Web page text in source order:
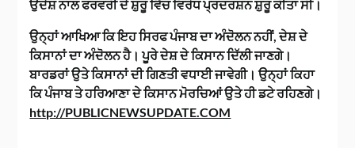
ਉਦੇਸ਼ ਨਾਲ ਫਰਵਰੀ ਦੇ ਸ਼ੁਰੂ ਵਿੱਚ ਵਿਰੋਧ ਪ੍ਰਦਰਸ਼ਨ ਸ਼ੁਰੂ ਕੀਤਾ ਸੀ।
ਉਨ੍ਹਾਂ ਆਖਿਆ ਕਿ ਇਹ ਸਿਰਫ ਪੰਜਾਬ ਦਾ ਅੰਦੋਲਨ ਨਹੀਂ, ਦੇਸ਼ ਦੇ
ਕਿਸਾਨਾਂ ਦਾ ਅੰਦੋਲਨ ਹੈ। ਪੂਰੇ ਦੇਸ਼ ਦੇ ਕਿਸਾਨ ਦਿੱਲੀ ਜਾਣਗੇ।
ਬਾਰਡਰਾਂ ਉਤੇ ਕਿਸਾਨਾਂ ਦੀ ਗਿਣਤੀ ਵਧਾਈ ਜਾਵੇਗੀ। ਉਨ੍ਹਾਂ ਕਿਹਾ
ਕਿ ਪੰਜਾਬ ਤੇ ਹਰਿਆਣਾ ਦੇ ਕਿਸਾਨ ਮੋਰਚਿਆਂ ਉਤੇ ਹੀ ਡਟੇ ਰਹਿਣਗੇ।
http://PUBLICNEWSUPDATE.COM